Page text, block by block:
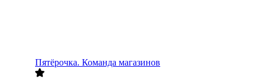
Пятёрочка. Команда магазинов